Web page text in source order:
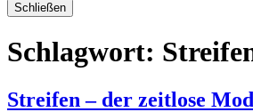
Schließen
Schlagwort:
Streifen – der zeitlose